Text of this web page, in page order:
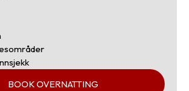
BOOK OVERNATTING